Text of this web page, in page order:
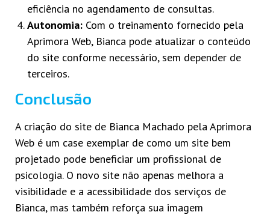
eficiência no agendamento de consultas.
Autonomia: Com o treinamento fornecido pela
Aprimora Web, Bianca pode atualizar o conteúdo
do site conforme necessário, sem depender de
terceiros.
Conclusão
A criação do site de Bianca Machado pela Aprimora
Web é um case exemplar de como um site bem
projetado pode beneficiar um profissional de
psicologia. O novo site não apenas melhora a
visibilidade e a acessibilidade dos serviços de
Bianca, mas também reforça sua imagem